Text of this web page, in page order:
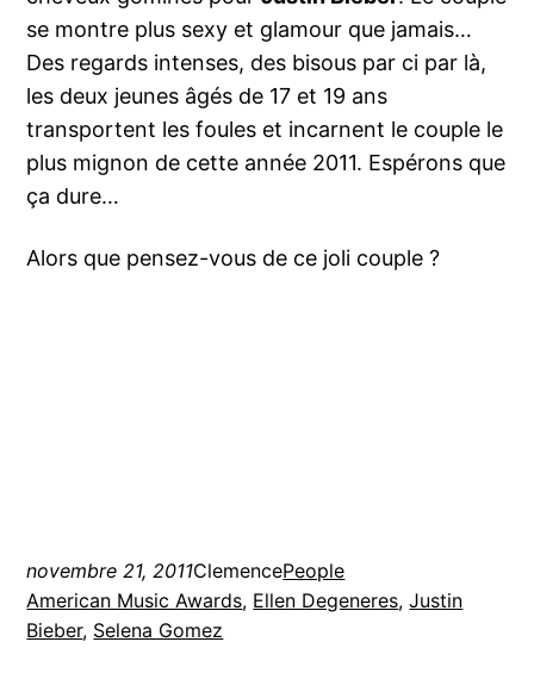
se montre plus sexy et glamour que jamais…
Des regards intenses, des bisous par ci par là,
les deux jeunes âgés de 17 et 19 ans
transportent les foules et incarnent le couple le
plus mignon de cette année 2011. Espérons que
ça dure…
Alors que pensez-vous de ce joli couple ?
novembre 21, 2011ClemencePeople
American Music Awards, Ellen Degeneres, Justin
Bieber, Selena Gomez